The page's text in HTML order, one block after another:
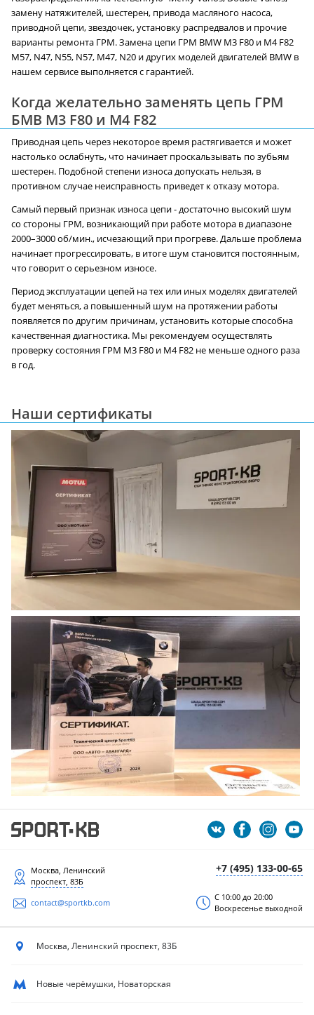
замену натяжителей, шестерен, привода масляного насоса,
приводной цепи, звездочек, установку распредвалов и прочие
варианты ремонта ГРМ. Замена цепи ГРМ BMW M3 F80 и M4 F82
M57, N47, N55, N57, M47, N20 и других моделей двигателей BMW в
нашем сервисе выполняется с гарантией.
Когда желательно заменять цепь ГРМ
БМВ M3 F80 и M4 F82
Приводная цепь через некоторое время растягивается и может
настолько ослабнуть, что начинает проскальзывать по зубьям
шестерен. Подобной степени износа допускать нельзя, в
противном случае неисправность приведет к отказу мотора.
Самый первый признак износа цепи - достаточно высокий шум
со стороны ГРМ, возникающий при работе мотора в диапазоне
2000–3000 об/мин., исчезающий при прогреве. Дальше проблема
начинает прогрессировать, в итоге шум становится постоянным,
что говорит о серьезном износе.
Период эксплуатации цепей на тех или иных моделях двигателей
будет меняться, а повышенный шум на протяжении работы
появляется по другим причинам, установить которые способна
качественная диагностика. Мы рекомендуем осуществлять
проверку состояния ГРМ M3 F80 и M4 F82 не меньше одного раза
в год.
Наши сертификаты
+7 (495) 133-00-65
Москва, Ленинский
проспект, 83Б
contact@sportkb.com
С 10:00 до 20:00
Воскресенье выходной
Москва, Ленинский проспект, 83Б
Новые черёмушки, Новаторская